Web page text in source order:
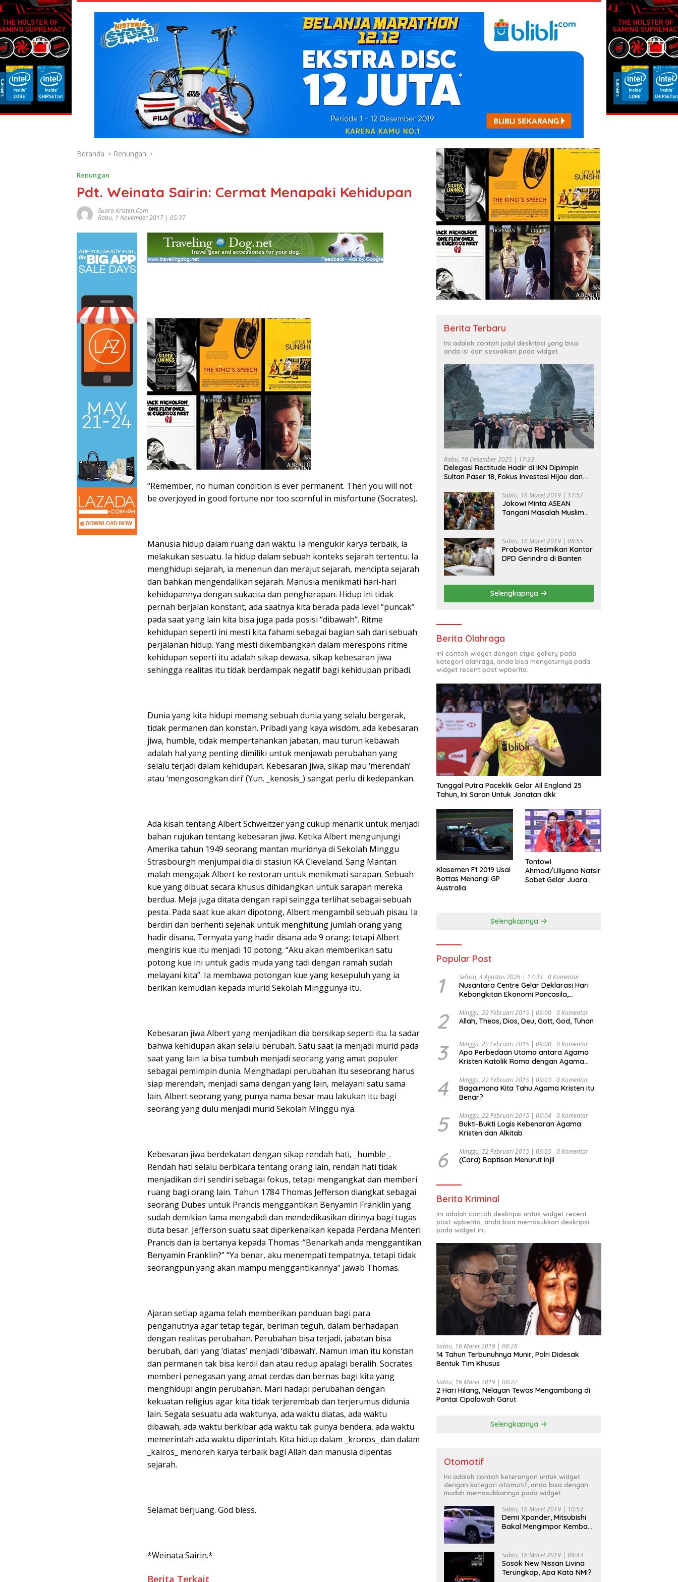
Beranda Renungan
Renungan
Pdt. Weinata Sairin: Cermat Menapaki Kehidupan
Suara Kristen.com
Rabu, 1 November 2017 | 05:37
“Remember, no human condition is ever permanent. Then you will not
be overjoyed in good fortune nor too scornful in misfortune (Socrates).
Manusia hidup dalam ruang dan waktu. Ia mengukir karya terbaik, ia
melakukan sesuatu. Ia hidup dalam sebuah konteks sejarah tertentu. Ia
menghidupi sejarah, ia menenun dan merajut sejarah, mencipta sejarah
dan bahkan mengendalikan sejarah. Manusia menikmati hari-hari
kehidupannya dengan sukacita dan pengharapan. Hidup ini tidak
pernah berjalan konstant, ada saatnya kita berada pada level “puncak”
pada saat yang lain kita bisa juga pada posisi “dibawah”. Ritme
kehidupan seperti ini mesti kita fahami sebagai bagian sah dari sebuah
perjalanan hidup. Yang mesti dikembangkan dalam merespons ritme
kehidupan seperti itu adalah sikap dewasa, sikap kebesaran jiwa
sehingga realitas itu tidak berdampak negatif bagi kehidupan pribadi.
Dunia yang kita hidupi memang sebuah dunia yang selalu bergerak,
tidak permanen dan konstan. Pribadi yang kaya wisdom, ada kebesaran
jiwa, humble, tidak mempertahankan jabatan, mau turun kebawah
adalah hal yang penting dimiliki untuk menjawab perubahan yang
selalu terjadi dalam kehidupan. Kebesaran jiwa, sikap mau ‘merendah’
atau ‘mengosongkan diri’ (Yun. _kenosis_) sangat perlu di kedepankan.
Ada kisah tentang Albert Schweitzer yang cukup menarik untuk menjadi
bahan rujukan tentang kebesaran jiwa. Ketika Albert mengunjungi
Amerika tahun 1949 seorang mantan muridnya di Sekolah Minggu
Strasbourgh menjumpai dia di stasiun KA Cleveland. Sang Mantan
malah mengajak Albert ke restoran untuk menikmati sarapan. Sebuah
kue yang dibuat secara khusus dihidangkan untuk sarapan mereka
berdua. Meja juga ditata dengan rapi seingga terlihat sebagai sebuah
pesta. Pada saat kue akan dipotong, Albert mengambil sebuah pisau. Ia
berdiri dan berhenti sejenak untuk menghitung jumlah orang yang
hadir disana. Ternyata yang hadir disana ada 9 orang; tetapi Albert
mengiris kue itu menjadi 10 potong. “Aku akan memberikan satu
potong kue ini untuk gadis muda yang tadi dengan ramah sudah
melayani kita”. Ia membawa potongan kue yang kesepuluh yang ia
berikan kemudian kepada murid Sekolah Minggunya itu.
Kebesaran jiwa Albert yang menjadikan dia bersikap seperti itu. Ia sadar
bahwa kehidupan akan selalu berubah. Satu saat ia menjadi murid pada
saat yang lain ia bisa tumbuh menjadi seorang yang amat populer
sebagai pemimpin dunia. Menghadapi perubahan itu seseorang harus
siap merendah, menjadi sama dengan yang lain, melayani satu sama
lain. Albert seorang yang punya nama besar mau lakukan itu bagi
seorang yang dulu menjadi murid Sekolah Minggu nya.
Kebesaran jiwa berdekatan dengan sikap rendah hati, _humble_.
Rendah hati selalu berbicara tentang orang lain, rendah hati tidak
menjadikan diri sendiri sebagai fokus, tetapi mengangkat dan memberi
ruang bagi orang lain. Tahun 1784 Thomas Jefferson diangkat sebagai
seorang Dubes untuk Prancis menggantikan Benyamin Franklin yang
sudah demikian lama mengabdi dan mendedikasikan dirinya bagi tugas
duta besar. Jefferson suatu saat diperkenalkan kepada Perdana Menteri
Prancis dan ia bertanya kepada Thomas :”Benarkah anda menggantikan
Benyamin Franklin?” “Ya benar, aku menempati tempatnya, tetapi tidak
seorangpun yang akan mampu menggantikannya” jawab Thomas.
Ajaran setiap agama telah memberikan panduan bagi para
penganutnya agar tetap tegar, beriman teguh, dalam berhadapan
dengan realitas perubahan. Perubahan bisa terjadi, jabatan bisa
berubah, dari yang ‘diatas’ menjadi ‘dibawah’. Namun iman itu konstan
dan permanen tak bisa kerdil dan atau redup apalagi beralih. Socrates
memberi penegasan yang amat cerdas dan bernas bagi kita yang
menghidupi angin perubahan. Mari hadapi perubahan dengan
kekuatan religius agar kita tidak terjerembab dan terjerumus didunia
lain. Segala sesuatu ada waktunya, ada waktu diatas, ada waktu
dibawah, ada waktu berkibar ada waktu tak punya bendera, ada waktu
memerintah ada waktu diperintah. Kita hidup dalam _kronos_ dan dalam
_kairos_ menoreh karya terbaik bagi Allah dan manusia dipentas
sejarah.
Selamat berjuang. God bless.
*Weinata Sairin.*
Berita Terkait
Berita Terbaru
Ini adalah contoh judul deskripsi yang bisa
anda isi dan sesuaikan pada widget
Rabu, 10 Desember 2025 | 17:33
Delegasi Rectitude Hadir di IKN Dipimpin
Sultan Paser 18, Fokus Investasi Hijau dan
Sabtu, 16 Maret 2019 | 17:57
Jokowi Minta ASEAN
Tangani Masalah Muslim
Sabtu, 16 Maret 2019 | 08:55
Prabowo Resmikan Kantor
DPD Gerindra di Banten
Selengkapnya
Berita Olahraga
Ini contoh widget dengan style gallery pada
kategori olahraga, anda bisa mengaturnya pada
widget recent post wpberita.
Tunggal Putra Paceklik Gelar All England 25
Tahun, Ini Saran Untuk Jonatan dkk
Klasemen F1 2019 Usai
Bottas Menangi GP
Australia
Tontowi
Ahmad/Liliyana Natsir
Sabet Gelar Juara
Selengkapnya
Popular Post
1 Selasa, 4 Agustus 2026 | 17:33 0 Komentar
Nusantara Centre Gelar Deklarasi Hari
Kebangkitan Ekonomi Pancasila,
Djojohadikusumo Anti Penjajahan
(Pergolakan Ekonomi Politik Indonesia) &
Undang Perekonomian Nasional dan
Kesejahteraan Sosial dalam Menata
Bangsa Menuju Indonesia Emas 2045”,
2 Minggu, 22 Februari 2015 | 09:00 0 Komentar
Allah, Theos, Dios, Deu, Gott, God, Tuhan
3 Minggu, 22 Februari 2015 | 09:00 0 Komentar
Apa Perbedaan Utama antara Agama
Kristen Katolik Roma dengan Agama
4 Minggu, 22 Februari 2015 | 09:03 0 Komentar
Bagaimana Kita Tahu Agama Kristen itu
Benar?
5 Minggu, 22 Februari 2015 | 09:04 0 Komentar
Bukti-Bukti Logis Kebenaran Agama
Kristen dan Alkitab
6 Minggu, 22 Februari 2015 | 09:05 0 Komentar
(Cara) Baptisan Menurut Injil
Berita Kriminal
Ini adalah contoh deskripsi untuk widget recent
post wpberita, anda bisa memasukkan deskripsi
pada widget ini.
Sabtu, 16 Maret 2019 | 08:28
14 Tahun Terbunuhnya Munir, Polri Didesak
Bentuk Tim Khusus
Sabtu, 16 Maret 2019 | 08:22
2 Hari Hilang, Nelayan Tewas Mengambang di
Pantai Cipalawah Garut
Selengkapnya
Otomotif
Ini adalah contoh keterangan untuk widget
dengan kategori otomotif, anda bisa dengan
mudah memasukkannya pada widget.
Sabtu, 16 Maret 2019 | 10:53
Demi Xpander, Mitsubishi
Bakal Mengimpor Kembali
Sabtu, 16 Maret 2019 | 09:43
Sosok New Nissan Livina
Terungkap, Apa Kata NMI?